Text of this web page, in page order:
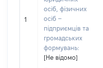
1
осіб, фізичних
осіб –
підприємців та
громадських
формувань:
[Не відомо]